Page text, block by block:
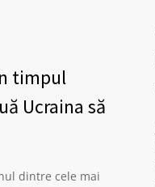
timpul
Ucraina să
dintre cele mai